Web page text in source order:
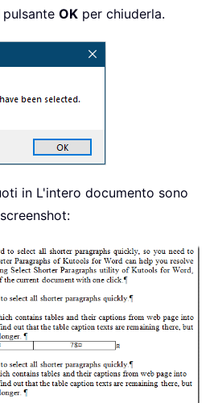
OK per chiuderla.
in L'intero documento sono